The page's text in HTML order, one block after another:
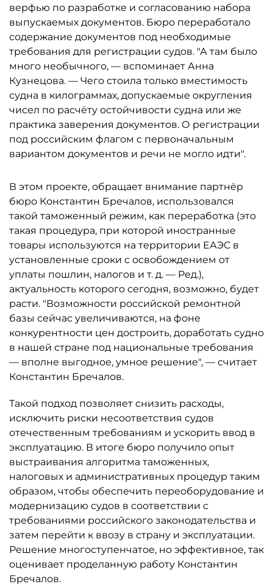
верфью по разработке и согласованию набора
выпускаемых документов. Бюро переработало
содержание документов под необходимые
требования для регистрации судов. "А там было
много необычного, — вспоминает Анна
Кузнецова. — Чего стоила только вместимость
судна в килограммах, допускаемые округления
чисел по расчёту остойчивости судна или же
практика заверения документов. О регистрации
под российским флагом с первоначальным
вариантом документов и речи не могло идти".
В этом проекте, обращает внимание партнёр
бюро Константин Бречалов, использовался
такой таможенный режим, как переработка (это
такая процедура, при которой иностранные
товары используются на территории ЕАЭС в
установленные сроки с освобождением от
уплаты пошлин, налогов и т. д. — Ред.),
актуальность которого сегодня, возможно, будет
расти. "Возможности российской ремонтной
базы сейчас увеличиваются, на фоне
конкурентности цен достроить, доработать судно
в нашей стране под национальные требования
— вполне выгодное, умное решение", — считает
Константин Бречалов.
Такой подход позволяет снизить расходы,
исключить риски несоответствия судов
отечественным требованиям и ускорить ввод в
эксплуатацию. В итоге бюро получило опыт
выстраивания алгоритма таможенных,
налоговых и административных процедур таким
образом, чтобы обеспечить переоборудование и
модернизацию судов в соответствии с
требованиями российского законодательства и
затем перейти к ввозу в страну и эксплуатации.
Решение многоступенчатое, но эффективное, так
оценивает проделанную работу Константин
Бречалов.